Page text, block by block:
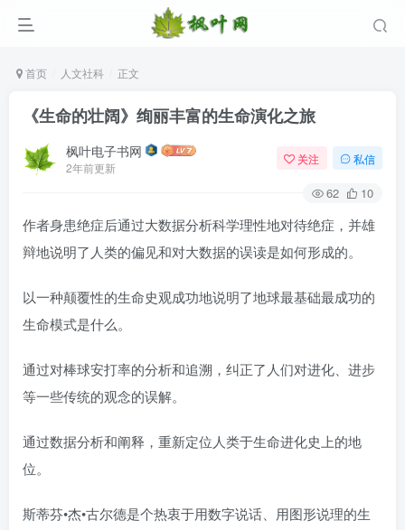
首页 人文社科 正文
《生命的壮阔》绚丽丰富的生命演化之旅
枫叶电子书网
2年前更新
关注 私信
62 10
作者身患绝症后通过大数据分析科学理性地对待绝症，并雄
辩地说明了人类的偏见和对大数据的误读是如何形成的。
以一种颠覆性的生命史观成功地说明了地球最基础最成功的
生命模式是什么。
通过对棒球安打率的分析和追溯，纠正了人们对进化、进步
等一些传统的观念的误解。
通过数据分析和阐释，重新定位人类于生命进化史上的地
位。
斯蒂芬•杰•古尔德是个热衷于用数字说话、用图形说理的生
没有账号？立即注册
登录密码
社交账号登录